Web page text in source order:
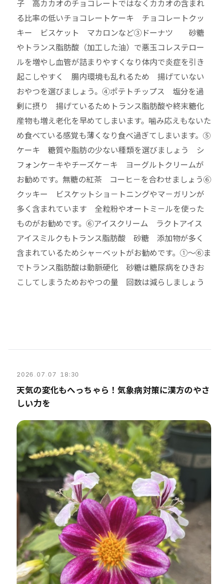
子 高カカオのチョコレートではなくカカオの含まれ
る比率の低いチョコレートケーキ チョコレートクッ
キー ビスケット マカロンなど③ドーナツ 砂糖
やトランス脂肪酸（加工した油）で悪玉コレステロー
ルを増やし血管が詰まりやすくなり体内で炎症を引き
起こしやすく 腸内環境も乱れるため 揚げていない
おやつを選びましょう。④ポテトチップス 塩分を過
剰に摂り 揚げているためトランス脂肪酸や終末糖化
産物も増え老化を早めてしまいます。噛み応えもないた
め食べている感覚も薄くなり食べ過ぎてしまいます。⑤
ケーキ 糖質や脂肪の少ない種類を選びましょう シ
フォンケ－キやチーズケ－キ ヨーグルトクリームが
お勧めです。無糖の紅茶 コーヒ－を合わせましょう⑥
クッキー ビスケット ショ－トニングやマ－ガリンが
多く含まれています 全粒粉やオートミ－ルを使った
ものがお勧めです。⑥アイスクリーム ラクトアイス
アイスミルクもトランス脂肪酸 砂糖 添加物が多く
含まれているためシャ－ベットがお勧めです。①～⑥ま
で トランス脂肪酸は動脈硬化 砂糖は糖尿病をひきお
こしてしまうためおやつの量 回数は減らしましょう
2026 . 07. 07 18:30
天気の変化もへっちゃら！気象病対策に漢方のやさ
しい力を